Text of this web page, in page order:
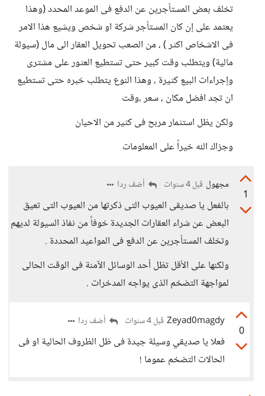
تخلف بعض المستأجرين عن الدفع فى الموعد المحدد (وهذا
يعتمد على إن كان المستأجر شركة او شخص ويشيع هذا الامر
فى الاشخاص اكثر ) ، من الصعب تحويل العقار الى مال (سيولة
مالية) ويتطلب وقت كبير حتى تستطيع العثور على مشترى
وإجراءات البيع كثيرة ، وهذا النوع يتطلب خبره حتى تستطيع
ان تجد افضل مكان ، سعر ،وقت
ولكن يظل استثمار مربح فى كثير من الاحيان
وجزاك الله خيراً على المعلومات
1
مجهول قبل 4 سنوات أضف ردا
بالفعل يا صديقى العيوب التى ذكرتها من العيوب التى تعيق
البعض عن شراء العقارات الجديدة خوفاً من نفاذ السيولة لديهم
وتخلف المستأجرين عن الدفع فى المواعيد المحددة .
ولكنها على الأقل تظل أحد الوسائل الآمنة فى الوقت الحالى
لمواجهة التضخم الذى يواجه المدخرات .
0
Zeyad0magdy قبل 4 سنوات أضف ردا
فعلا يا صديقي وسيلة جيدة فى ظل الظروف الحالية او فى
الحالات التضخم عموما !